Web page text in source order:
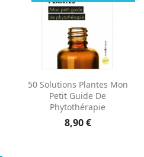
50 Solutions Plantes Mon
Petit Guide De
Phytothérapie
8,90 €